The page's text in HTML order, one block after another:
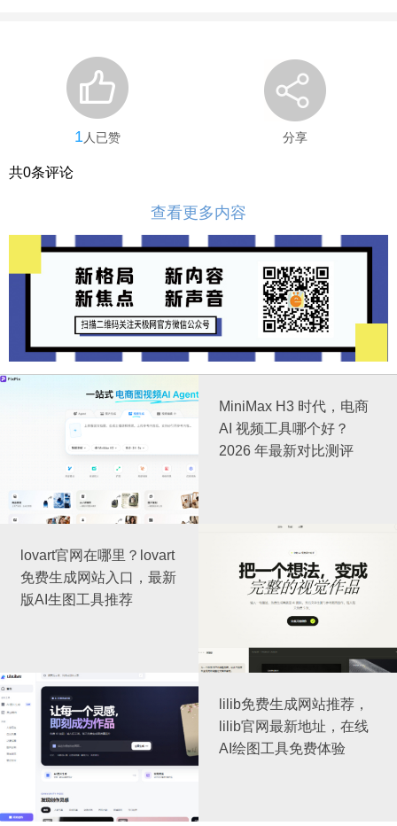
1人已赞 分享
共0条评论
查看更多内容
MiniMax H3 时代，电商
AI 视频工具哪个好？
2026 年最新对比测评
lovart官网在哪里？lovart
免费生成网站入口，最新
版AI生图工具推荐
lilib免费生成网站推荐，
lilib官网最新地址，在线
AI绘图工具免费体验